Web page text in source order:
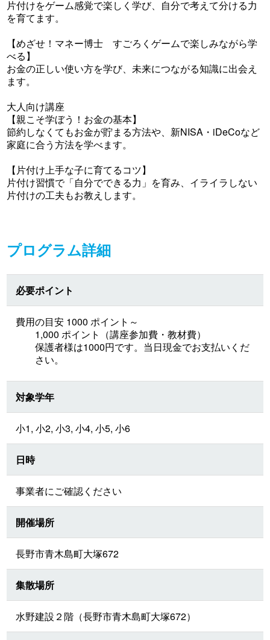
片付けをゲーム感覚で楽しく学び、自分で考えて分ける力
を育てます。
【めざせ！マネー博士 すごろくゲームで楽しみながら学
べる】
お金の正しい使い方を学び、未来につながる知識に出会え
ます。
大人向け講座
【親こそ学ぼう！お金の基本】
節約しなくてもお金が貯まる方法や、新NISA・iDeCoなど
家庭に合う方法を学べます。
【片付け上手な子に育てるコツ】
片付け習慣で「自分でできる力」を育み、イライラしない
片付けの工夫もお教えします。
プログラム詳細
必要ポイント
費用の目安 1000 ポイント～
1,000 ポイント（講座参加費・教材費）
保護者様は1000円です。当日現金でお支払いくだ
さい。
対象学年
小1, 小2, 小3, 小4, 小5, 小6
日時
事業者にご確認ください
開催場所
長野市青木島町大塚672
集散場所
水野建設２階（長野市青木島町大塚672）